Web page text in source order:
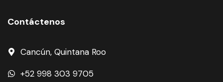
Contáctenos
Cancún, Quintana Roo
+52 998 303 9705